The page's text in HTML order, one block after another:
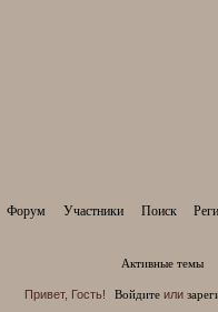
Форум Участники Поиск
Активные темы
Привет, Гость! Войдите или